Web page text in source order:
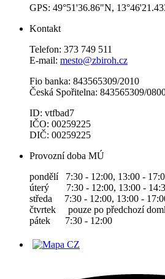
GPS: 49°51'36.86"N,
Kontakt
Telefon: 373 749 511
E-mail: mesto@zbiroh.cz
Fio banka: 843565309/2010
Česká Spořitelna: 843565309/
ID: vtfbad7
IČO: 00259225
DIČ: 00259225
Provozní doba MÚ
pondělí 7:30 - 12:00, 13:00 -
úterý 7:30 - 12:00, 13:00 -
středa 7:30 - 12:00, 13:00 -
čtvrtek pouze po předchozí
pátek 7:30 - 12:00